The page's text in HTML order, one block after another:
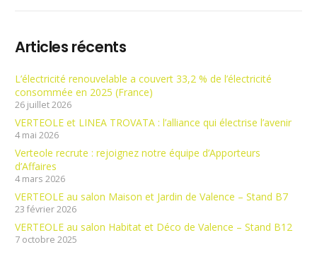
Articles récents
L’électricité renouvelable a couvert 33,2 % de l’électricité
consommée en 2025 (France)
26 juillet 2026
VERTEOLE et LINEA TROVATA : l’alliance qui électrise l’avenir
4 mai 2026
Verteole recrute : rejoignez notre équipe d’Apporteurs
d’Affaires
4 mars 2026
VERTEOLE au salon Maison et Jardin de Valence – Stand B7
23 février 2026
VERTEOLE au salon Habitat et Déco de Valence – Stand B12
7 octobre 2025